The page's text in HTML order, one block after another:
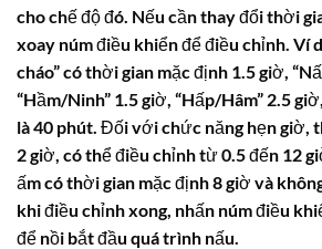
cho chế độ đó. Nếu cần thay đổi thời
xoay núm điều khiển để điều chỉnh. Ví
cháo” có thời gian mặc định 1.5 giờ,
“Hầm/Ninh” 1.5 giờ, “Hấp/Hâm” 2.5
là 40 phút. Đối với chức năng hẹn giờ,
2 giờ, có thể điều chỉnh từ 0.5 đến 12
ấm có thời gian mặc định 8 giờ và
khi điều chỉnh xong, nhấn núm điều
để nồi bắt đầu quá trình nấu.